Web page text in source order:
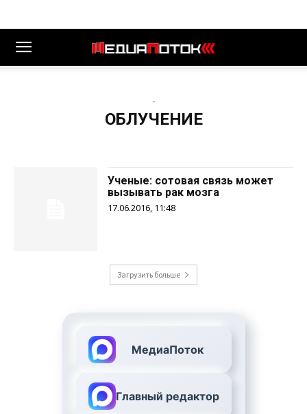
-
ОБЛУЧЕНИЕ
Ученые: сотовая связь может
вызывать рак мозга
17.06.2016, 11:48
Загрузить больше
МедиаПоток
Главный редактор